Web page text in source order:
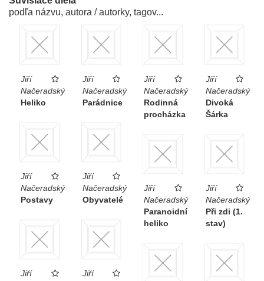
podľa názvu, autora / autorky, tagov...
Jiří
Načeradský
Heliko
Jiří
Načeradský
Parádnice
Jiří
Načeradský
Rodinná
procházka
Jiří
Načeradský
Divoká
Šárka
Jiří
Načeradský
Postavy
Jiří
Načeradský
Obyvatelé
Jiří
Načeradský
Paranoidní
heliko
Jiří
Načeradský
Při zdi (1.
stav)
Jiří
Jiří